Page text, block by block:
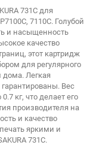
731C для
7110C. Голубой
и насыщенность
качество
этот картридж
для регулярного
Легкая
Вес
кг, что делает его
производителя на
и качество
яркими и
731C.